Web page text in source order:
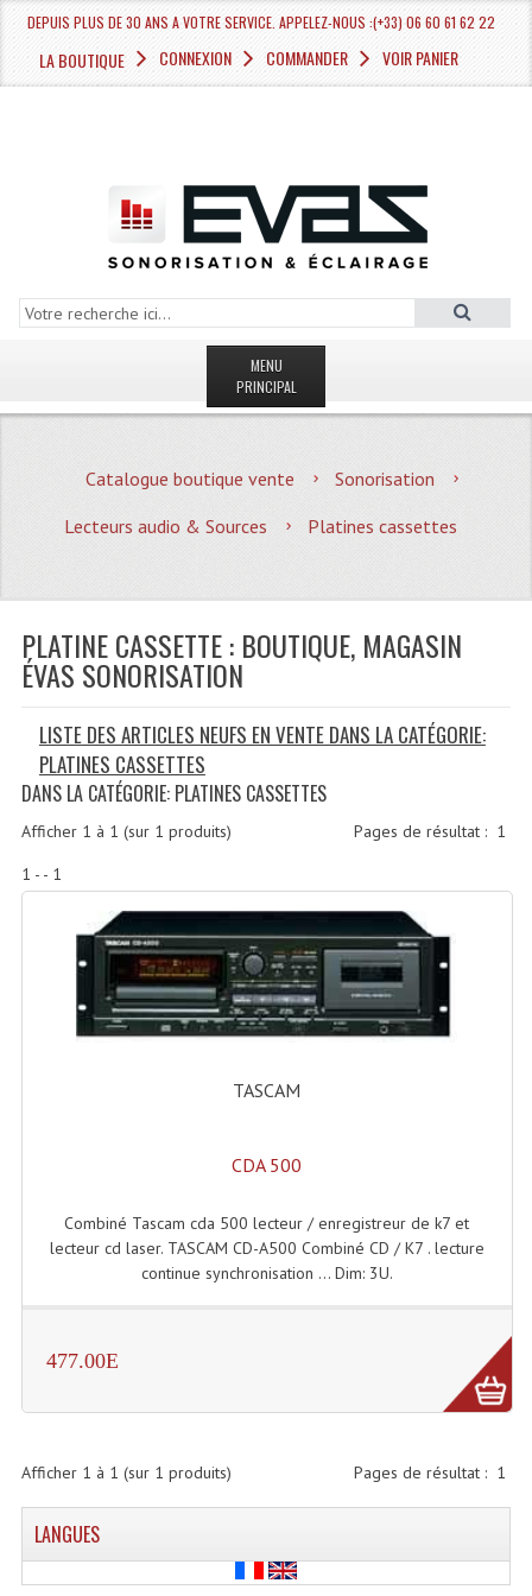
DEPUIS PLUS DE 30 ANS A VOTRE SERVICE. APPELEZ-NOUS :(+33) 06 60 61 62 22
LA BOUTIQUE CONNEXION COMMANDER VOIR PANIER
MENU
PRINCIPAL
MAGASIN
Quoi De Neuf?
Plan Acces, Horaires.
Location De Matériel
Le Matériel D´occasion
Recherche Avancée
Recevoir Nos Promotions
Sonorisation
Accessoires Pieds Cellules Diamants
Cellule (s)
Diamants
Pieds D'enceintes
Amplificateurs Multi-Canaux
Casques Stéréo
Compresseurs , Limiteurs , Noise Gate
Egaliseur Egaliseurs
Catalogue boutique vente
Sonorisation
Lecteurs audio & Sources
Platines cassettes
PLATINE CASSETTE : BOUTIQUE, MAGASIN
ÉVAS SONORISATION
LISTE DES ARTICLES NEUFS EN VENTE DANS LA CATÉGORIE:
PLATINES CASSETTES
DANS LA CATÉGORIE: PLATINES CASSETTES
Pages de résultat : 1
Afficher 1 à 1 (sur 1 produits)
1 - - 1
TASCAM
CDA 500
Combiné Tascam cda 500 lecteur / enregistreur de k7 et
lecteur cd laser. TASCAM CD-A500 Combiné CD / K7 . lecture
continue synchronisation ... Dim: 3U.
477.00E
Pages de résultat : 1
Afficher 1 à 1 (sur 1 produits)
LANGUES